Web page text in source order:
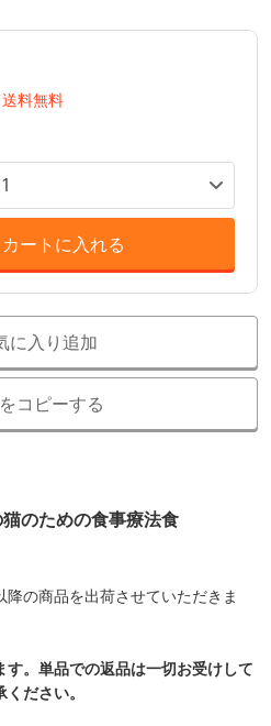
送料無料
カートに入れる
に入り追加
コピーする
のための食事療法食
降の商品を出荷させていただきま
。単品での返品は一切お受けして
ださい。